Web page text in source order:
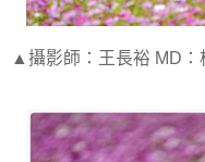
▲攝影師：王長裕 MD：